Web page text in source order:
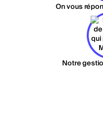
On vous
Notre